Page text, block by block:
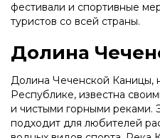
фестивали и спортивные
туристов со всей страны.
Долина
Долина Чеченской Каницы,
Республике, известна
и чистыми горными реками.
подходит для любителей